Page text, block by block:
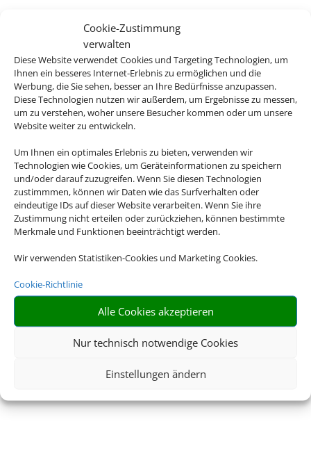
Cookie-Zustimmung
verwalten
Diese Website verwendet Cookies und Targeting Technologien, um
Ihnen ein besseres Internet-Erlebnis zu ermöglichen und die
Werbung, die Sie sehen, besser an Ihre Bedürfnisse anzupassen.
Diese Technologien nutzen wir außerdem, um Ergebnisse zu messen,
um zu verstehen, woher unsere Besucher kommen oder um unsere
Website weiter zu entwickeln.
Um Ihnen ein optimales Erlebnis zu bieten, verwenden wir
Technologien wie Cookies, um Geräteinformationen zu speichern
und/oder darauf zuzugreifen. Wenn Sie diesen Technologien
zustimmmen, können wir Daten wie das Surfverhalten oder
eindeutige IDs auf dieser Website verarbeiten. Wenn Sie ihre
Zustimmung nicht erteilen oder zurückziehen, können bestimmte
Merkmale und Funktionen beeinträchtigt werden.
Wir verwenden Statistiken-Cookies und Marketing Cookies.
Cookie-Richtlinie
Alle Cookies akzeptieren
Nur technisch notwendige Cookies
Einstellungen ändern